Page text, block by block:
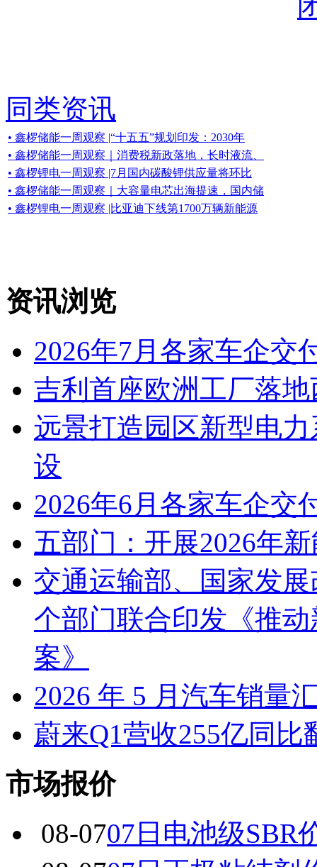
同类资讯
• 鑫椤储能一周观察 |“十五五”规划印发：2030年
• 鑫椤储能一周观察｜消费税新政落地，长时液流、
• 鑫椤锂电一周观察 |7月国内碳酸锂供应量将环比
• 鑫椤储能一周观察｜大容量电芯出海提速，国内储
• 鑫椤锂电一周观察 |比亚迪下线第1700万辆新能源
资讯浏览
2026年7月各家车企交
吉利首座欧洲工厂落
远景打造园区新型电
设
2026年6月各家车企交
五部门：开展2026年
交通运输部、国家发
个部门联合印发《推
案》
2026 年 5 月汽车销量
蔚来Q1营收255亿同
市场报价
08-0707日电池级SBR